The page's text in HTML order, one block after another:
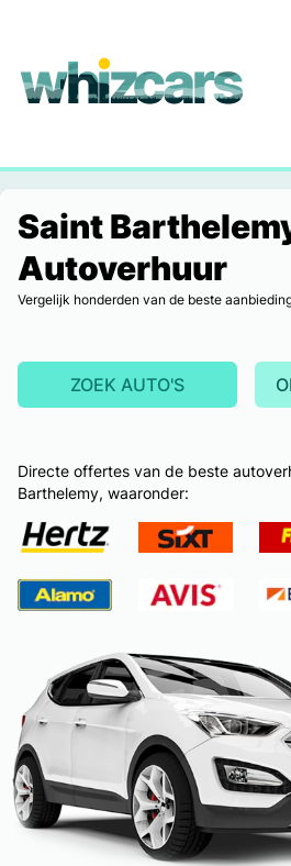
whizcars.com
Saint
Autoverhuur
Vergelijk honderden van de beste
ZOEK AUTO'S
Directe offertes van de beste
Barthelemy, waaronder: